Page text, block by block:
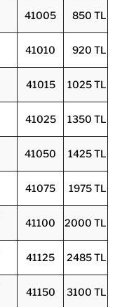
41005 850 TL
41010 920 TL
41015 1025 TL
41025 1350 TL
41050 1425 TL
41075 1975 TL
41100 2000 TL
41125 2485 TL
41150 3100 TL